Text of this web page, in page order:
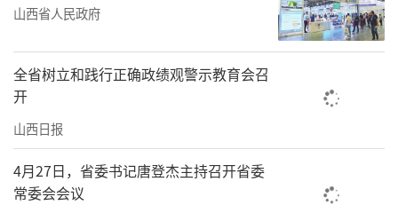
历史文化遗产的保护和合理化利用才是打
造山西文旅品牌的抓手。山西最吸引游客的旅
游资源正是古建筑等历史文化遗产。因此，在
承接游戏热度的同时，山西文旅部门十分重视
对文化遗产的保护工作，确保文物的原真性和
完整性不受损害。不断加强文物保护法规的宣
传和执行力度，提升公众的文物保护意识。探
山西省人民政府
全省树立和践行正确政绩观警示教育会召
开
山西日报
4月27日，省委书记唐登杰主持召开省委
常委会会议